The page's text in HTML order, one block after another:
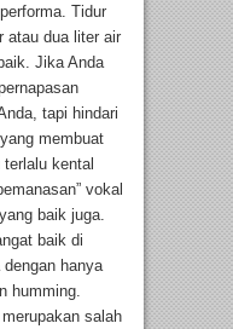
Tidur
atau dua liter air
Jika Anda
tapi hindari
membuat
kental
vokal
baik juga.
baik di
hanya
humming.
salah